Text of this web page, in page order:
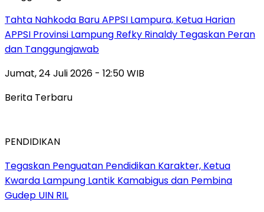
Tahta Nahkoda Baru APPSI Lampura, Ketua Harian
APPSI Provinsi Lampung Refky Rinaldy Tegaskan Peran
dan Tanggungjawab
Jumat, 24 Juli 2026 - 12:50 WIB
Berita Terbaru
PENDIDIKAN
Tegaskan Penguatan Pendidikan Karakter, Ketua
Kwarda Lampung Lantik Kamabigus dan Pembina
Gudep UIN RIL